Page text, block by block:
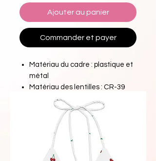
Ajouter au panier
Commander et payer
Matériau du cadre : plastique et
métal
Matériau des lentilles : CR-39
Largeur des verres : 54 mm
Largeur du pont : 16 mm
Longueur des branches : 142
Verres polarisés
Taille unique